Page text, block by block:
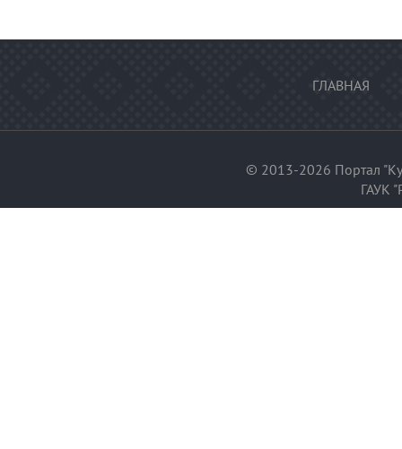
ГЛАВНАЯ
© 2013-2026 Портал
ГАУК